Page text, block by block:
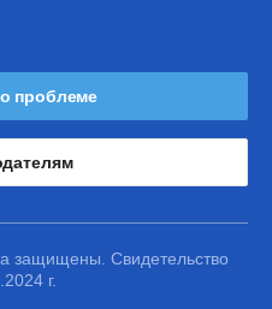
проблеме
защищены. Свидетельство
г.